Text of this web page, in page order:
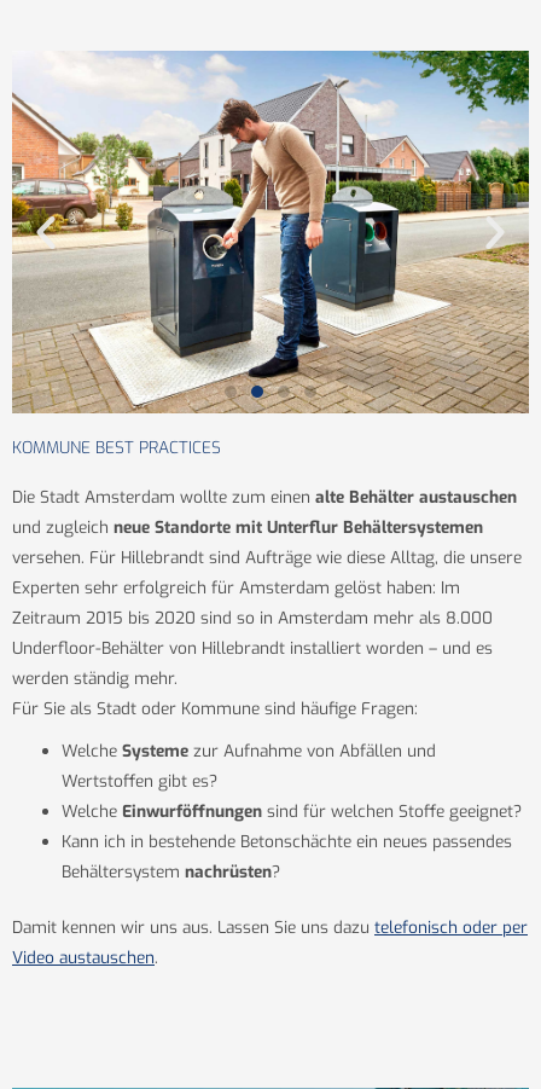
KOMMUNE BEST PRACTICES
Die Stadt Amsterdam wollte zum einen alte Behälter austauschen
und zugleich neue Standorte mit Unterflur Behältersystemen
versehen. Für Hillebrandt sind Aufträge wie diese Alltag, die unsere
Experten sehr erfolgreich für Amsterdam gelöst haben: Im
Zeitraum 2015 bis 2020 sind so in Amsterdam mehr als 8.000
Underfloor-Behälter von Hillebrandt installiert worden – und es
werden ständig mehr.
Für Sie als Stadt oder Kommune sind häufige Fragen:
WelcheSysteme zur Aufnahme von Abfällen und
Wertstoffen gibt es?
Welche Einwurföffnungen sind für welchen Stoffe geeignet?
Kann ich in bestehende Betonschächte ein neues passendes
Behältersystemnachrüsten?
Damit kennen wir uns aus. Lassen Sie uns dazu telefonisch oder per
Video austauschen.